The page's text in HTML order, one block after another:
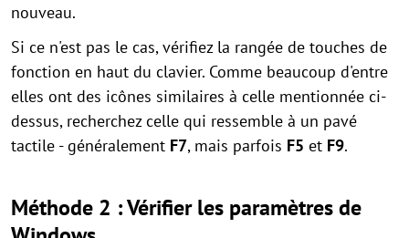
nouveau.
Si ce n'est pas le cas, vérifiez la rangée de touches de
fonction en haut du clavier. Comme beaucoup d'entre
elles ont des icônes similaires à celle mentionnée ci-
dessus, recherchez celle qui ressemble à un pavé
tactile - généralement F7, mais parfois F5 et F9.
Méthode 2 : Vérifier les paramètres de